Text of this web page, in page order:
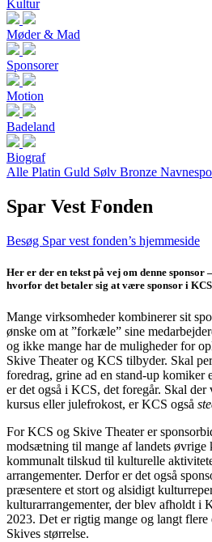
Kultur
Møder & Mad
Sponsorer
Motion
Badeland
Biograf
Alle Platin Guld Sølv Bronze
Spar Vest Fonden
Besøg Spar vest fonden’s hjemmeside
Her er der en tekst på vej om denne
hvorfor det betaler sig at være sponsor i
Mange virksomheder kombinerer sit
ønske om at ”forkæle” sine
og ikke mange har de muligheder for
Skive Theater og KCS tilbyder. Skal
foredrag, grine ad en stand-up komiker
er det også i KCS, det foregår. Skal
kursus eller julefrokost, er KCS også
For KCS og Skive Theater er
modsætning til mange af landets
kommunalt tilskud til kulturelle
arrangementer. Derfor er det også
præsentere et stort og alsidigt
kulturarrangementer, der blev afholdt i
2023. Det er rigtig mange og langt
Skives størrelse.